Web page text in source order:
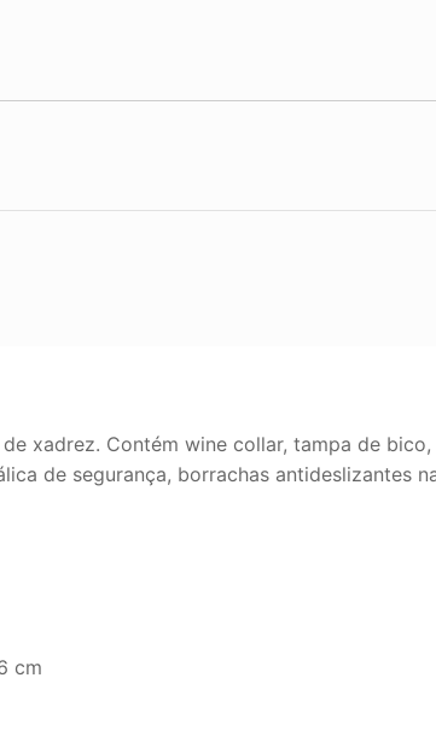
xadrez. Contém wine collar, tampa de
de segurança, borrachas antideslizantes
cm